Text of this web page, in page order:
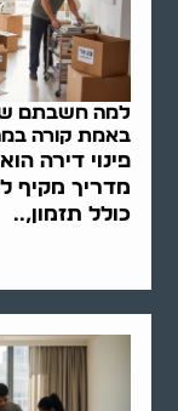
למה חשבתם
באמת קורה
פינוי דירה
מדריך מקיף
כולל תזמון,..